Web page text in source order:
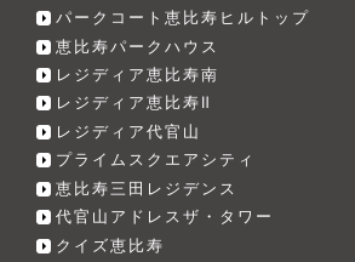
パークコート恵比寿ヒルトップ
恵比寿パークハウス
レジディア恵比寿南
レジディア恵比寿Ⅱ
レジディア代官山
プライムスクエアシティ
恵比寿三田レジデンス
代官山アドレスザ・タワー
クイズ恵比寿